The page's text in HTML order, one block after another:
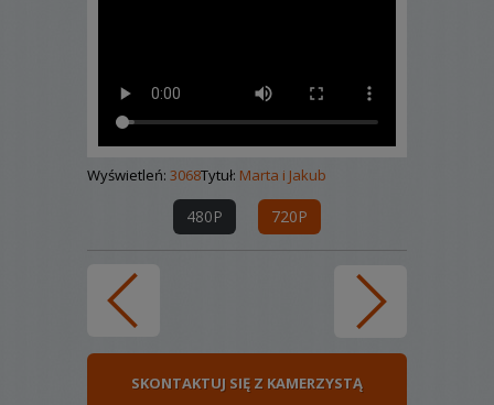
Wyświetleń: 3068Tytuł: Marta i Jakub
480P 720P
SKONTAKTUJ SIĘ Z KAMERZYSTĄ